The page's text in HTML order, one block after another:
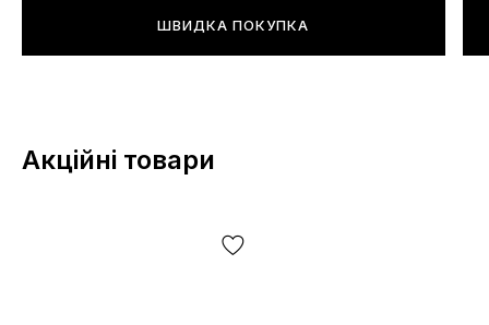
ШВИДКА ПОКУПКА
Акційні товари